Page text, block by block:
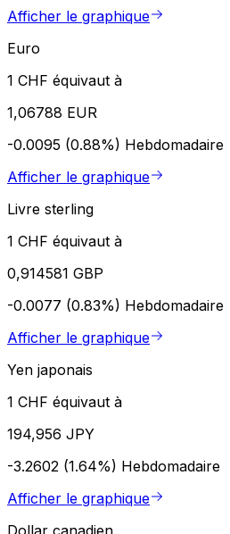
Afficher le graphique
Euro
1 CHF équivaut à
1,06788 EUR
-0.0095 (0.88%) Hebdomadaire
Afficher le graphique
Livre sterling
1 CHF équivaut à
0,914581 GBP
-0.0077 (0.83%) Hebdomadaire
Afficher le graphique
Yen japonais
1 CHF équivaut à
194,956 JPY
-3.2602 (1.64%) Hebdomadaire
Afficher le graphique
Dollar canadien